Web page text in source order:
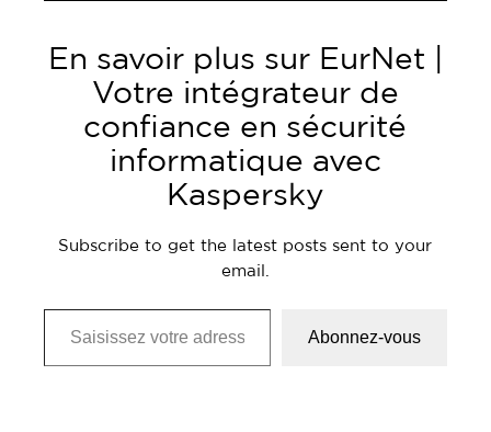
En savoir plus sur EurNet |
Votre intégrateur de
confiance en sécurité
informatique avec
Kaspersky
Subscribe to get the latest posts sent to your
email.
Saisissez votre adresse e-mail…
Abonnez-vous